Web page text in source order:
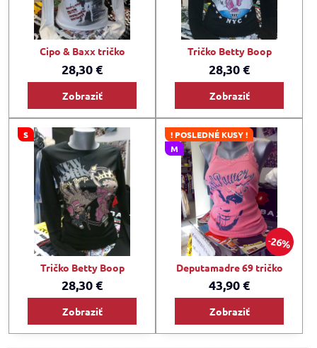
Cipo & Baxx tričko
28,30 €
Zobraziť
Tričko Betty Boop
28,30 €
Zobraziť
S
Tričko Betty Boop
28,30 €
Zobraziť
26%
! POSLEDNÉ KUSY !
M
Deputamadre 69 tričko
43,90 €
Zobraziť